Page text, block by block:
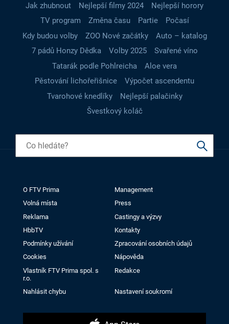
Jak zhubnout Nejlepší filmy 2024
Nejlepší horory
TV program
Změna času Partie
Počasí
Kdy budou volby
ZOO Nové začátky
Auto – katalog
7 pádů Honzy Dědka
Volby 2025
Svařené víno
Tatarák podle Pohlreicha
Aloe vera
Pěstování lichořeřišnice
Výpočet ascendentu
Tvarohové knedlíky
Nejlepší palačinky
Švestkový koláč
O FTV Prima
Management
Volná místa
Press
Reklama
Castingy a výzvy
HbbTV
Kontakty
Podmínky užívání
Zpracování osobních údajů
Cookies
Nápověda
Vlastník FTV Prima spol. s
r.o.
Redakce
Nahlásit chybu Nastavení soukromí